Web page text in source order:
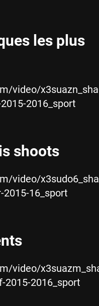
les plus
video/
2016_sport
shoots
video/
16_sport
video/
2016_sport